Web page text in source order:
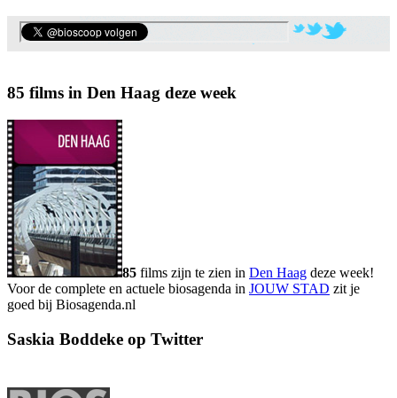
85 films in Den Haag deze week
85 films zijn te zien in Den Haag deze week!
Voor de complete en actuele biosagenda in JOUW STAD zit je
goed bij Biosagenda.nl
Saskia Boddeke op Twitter